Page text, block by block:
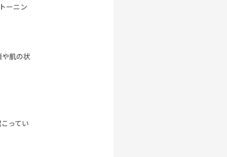
ーニン
肌の状
ってい